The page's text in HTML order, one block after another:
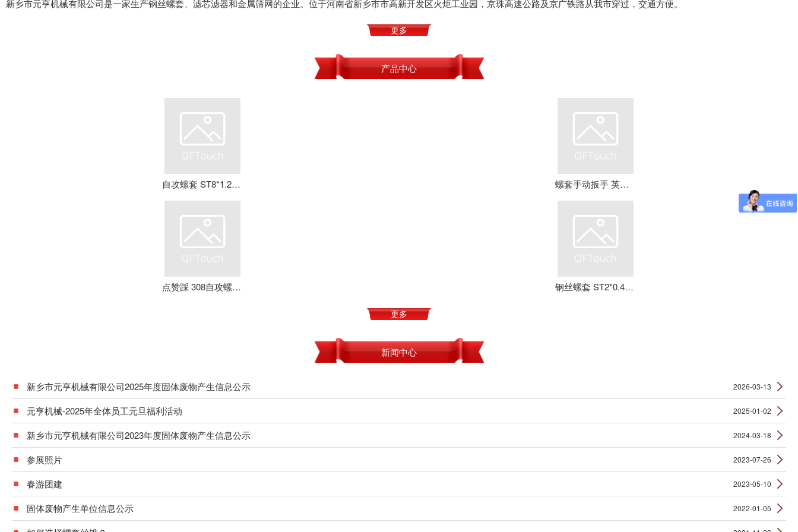
新乡市元亨机械有限公司是一家生产钢丝螺套、滤芯滤器和金属筛网的企业。位于河南省新乡市市高新开发区火炬工业园，京珠高速公路及京广铁路从我市穿过，交通方便。
更多
产品中心
自攻螺套 ST8*1.25*16 钢丝螺套 牙套 护套 元亨机械 螺套手动扳手 英制牙套扳手，钢丝螺套扳手 螺套工具
点赞踩 308自攻螺套 元亨机械 铝合金 不锈钢 可定制 加强螺纹 钢丝螺套 ST2*0.4*4 丝套 钢丝牙套 护套 元亨机械
更多
新闻中心
新乡市元亨机械有限公司2025年度固体废物产生信息公示 2026-03-13
元亨机械-2025年全体员工元旦福利活动 2025-01-02
新乡市元亨机械有限公司2023年度固体废物产生信息公示 2024-03-18
参展照片 2023-07-26
春游团建 2023-05-10
固体废物产生单位信息公示 2022-01-05